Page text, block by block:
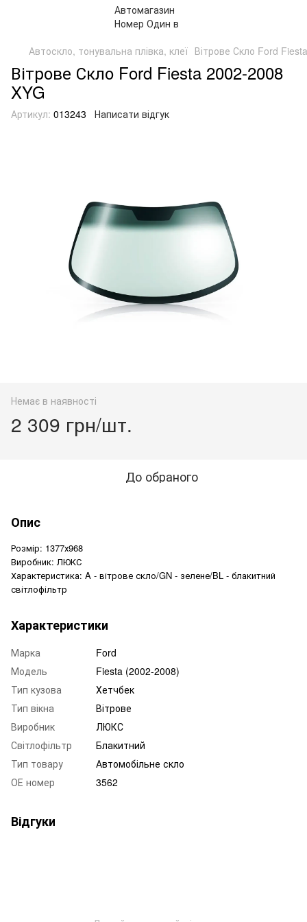
Автоскло, тонувальна плівка, клеї Вітрове Скло Ford
Вітрове Скло Ford Fiesta 2002-2008
XYG
Артикул: 013243 Написати відгук
Немає в наявності
2 309 грн/шт.
До обраного
Опис
Розмір: 1377х968
Виробник: ЛЮКС
Характеристика: A - вітрове скло/GN - зелене/BL - блакитний
світлофільтр
Характеристики
Марка
Ford
Модель
Fiesta (2002-2008)
Тип кузова
Хетчбек
Тип вікна
Вітрове
Виробник
ЛЮКС
Світлофільтр
Блакитний
Тип товару
Автомобільне скло
ОЕ номер
3562
Відгуки